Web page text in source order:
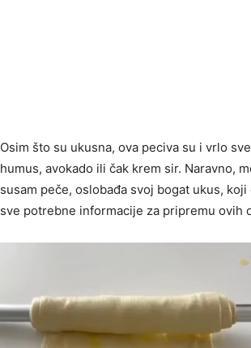
Osim što su ukusna, ova peciva su i vrlo
humus, avokado ili čak krem sir. Naravno,
susam peče, oslobađa svoj bogat ukus,
sve potrebne informacije za pripremu ovih